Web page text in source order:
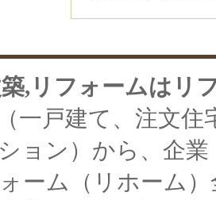
,リフォームはリ
一戸建て、注文
ョン）から、企
ーム（リホーム